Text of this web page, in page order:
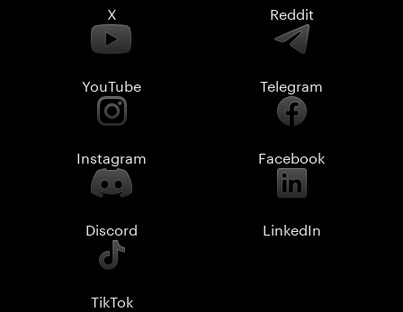
X Reddit
YouTube Telegram
Instagram Facebook
Discord LinkedIn
TikTok